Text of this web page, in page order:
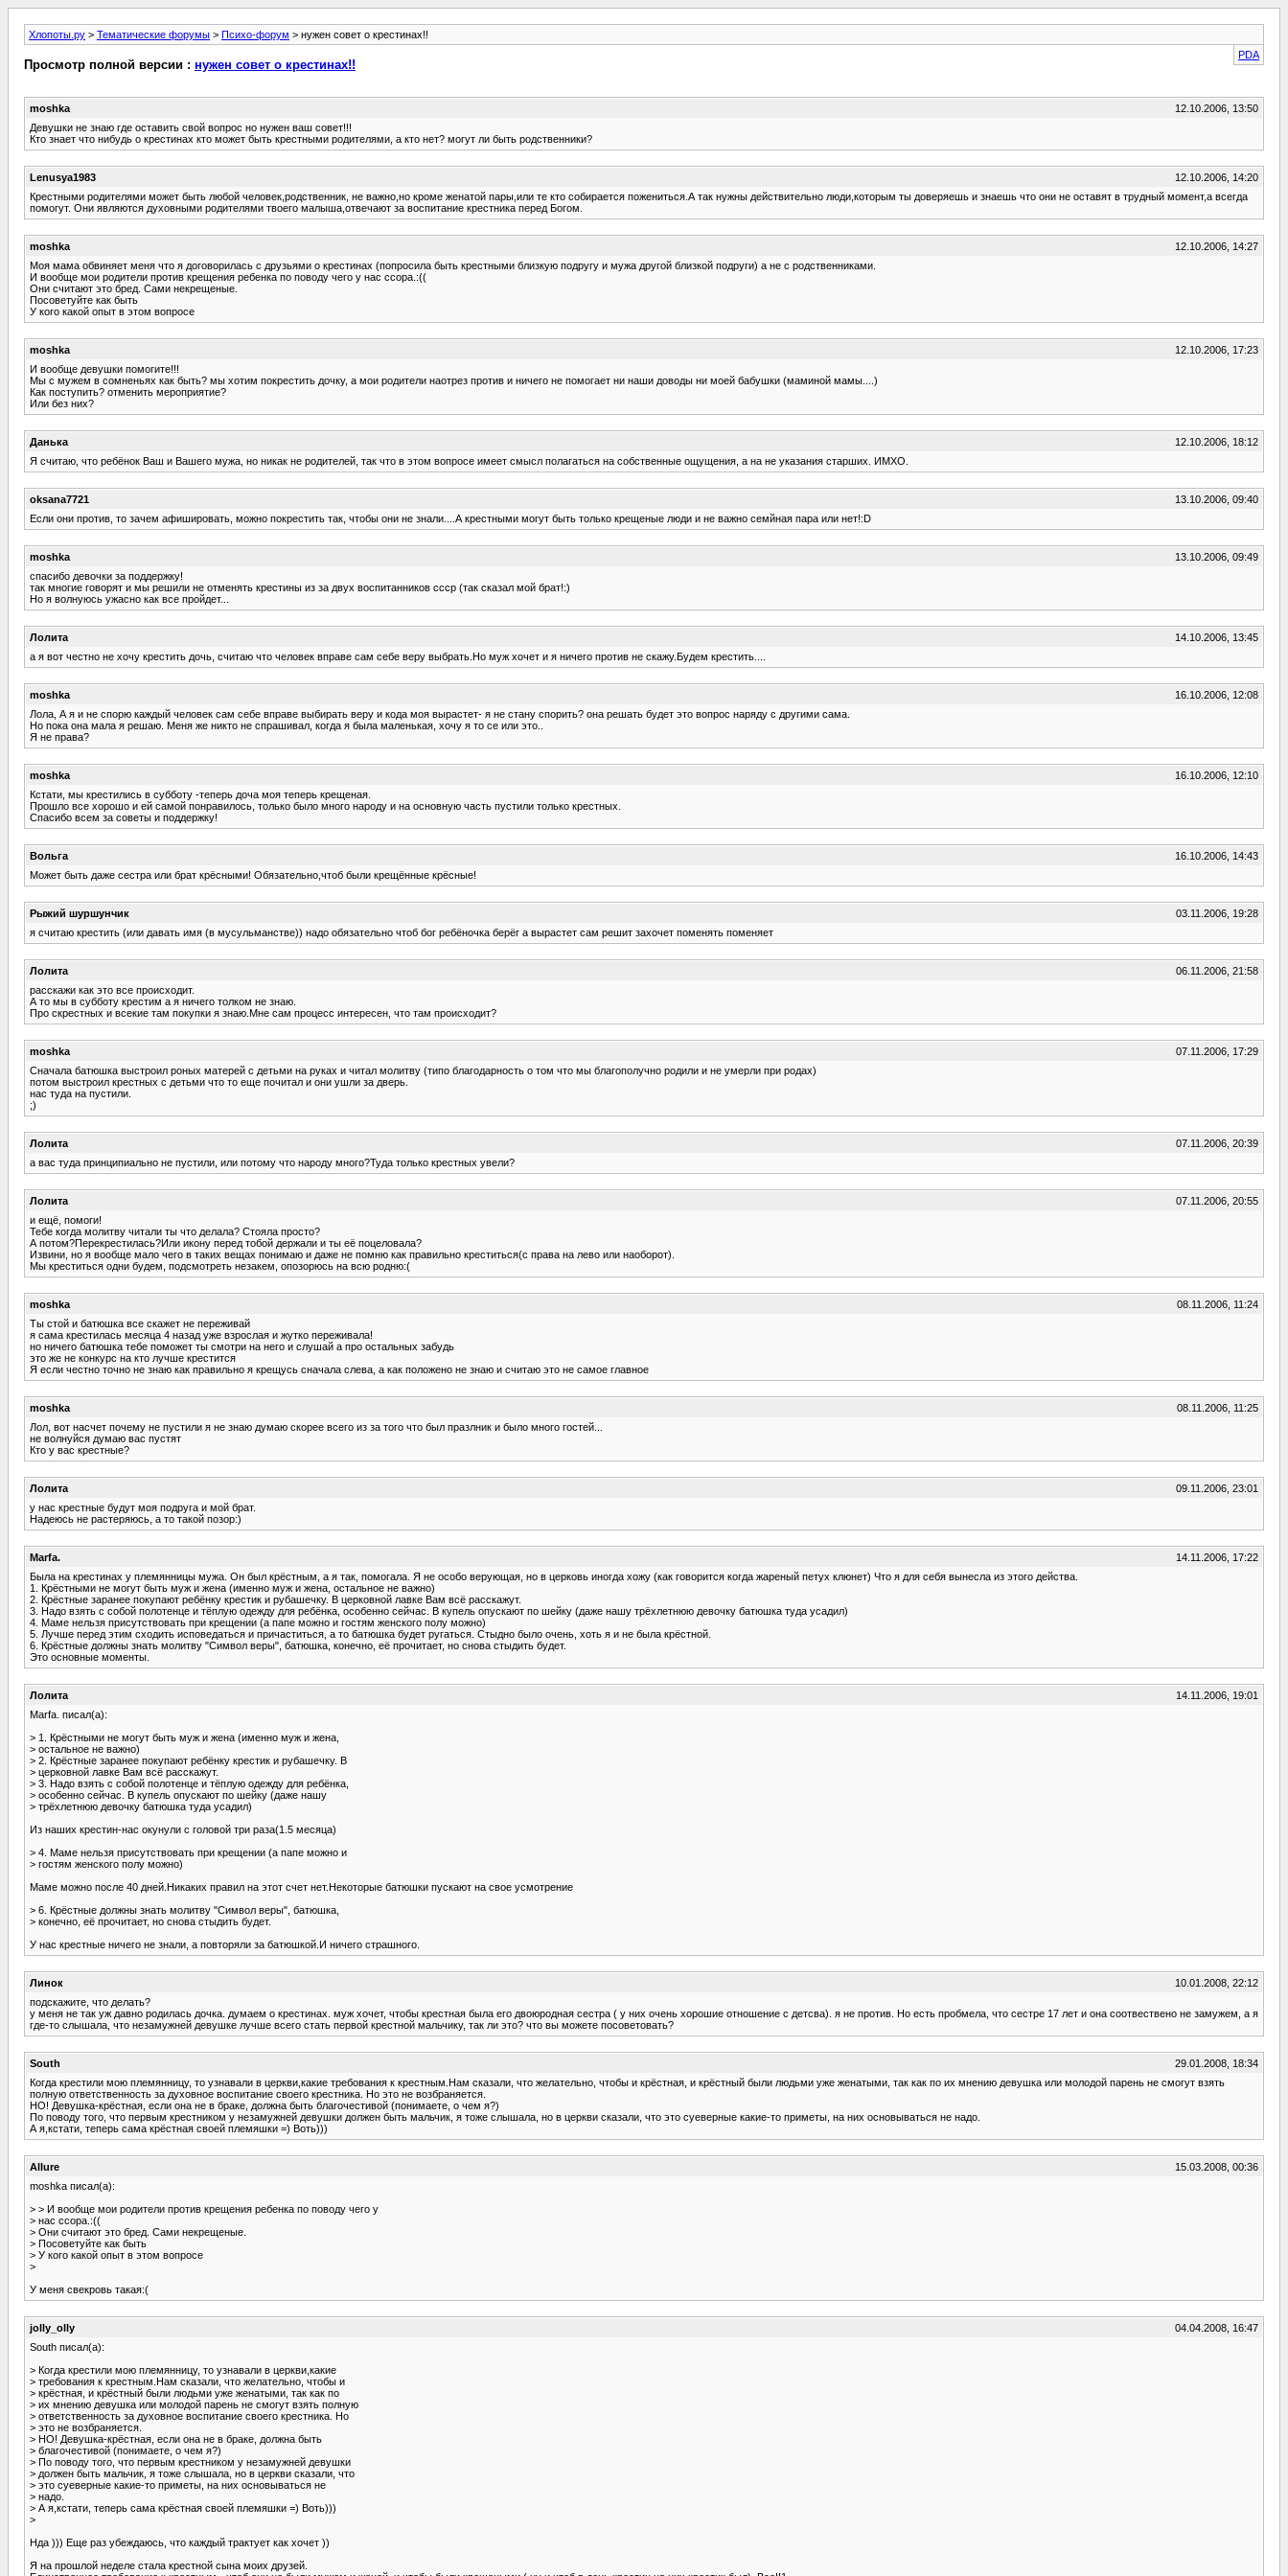
Хлопоты.ру > Тематические форумы > Психо-форум > нужен совет о крестинах!!
PDA
Просмотр полной версии : нужен совет о крестинах!!
moshka
12.10.2006, 13:50
Девушки не знаю где оставить свой вопрос но нужен ваш совет!!!
Кто знает что нибудь о крестинах кто может быть крестными родителями, а кто нет? могут ли быть родственники?
Lenusya1983
12.10.2006, 14:20
Крестными родителями может быть любой человек,родственник, не важно,но кроме женатой пары,или те кто собирается пожениться.А так нужны действительно люди,которым ты доверяешь и знаешь что они не оставят в трудный момент,а всегда
помогут. Они являются духовными родителями твоего малыша,отвечают за воспитание крестника перед Богом.
moshka
12.10.2006, 14:27
Моя мама обвиняет меня что я договорилась с друзьями о крестинах (попросила быть крестными близкую подругу и мужа другой близкой подруги) а не с родственниками.
И вообще мои родители против крещения ребенка по поводу чего у нас ссора.:((
Они считают это бред. Сами некрещеные.
Посоветуйте как быть
У кого какой опыт в этом вопросе
moshka
12.10.2006, 17:23
И вообще девушки помогите!!!
Мы с мужем в сомненьях как быть? мы хотим покрестить дочку, а мои родители наотрез против и ничего не помогает ни наши доводы ни моей бабушки (маминой мамы....)
Как поступить? отменить мероприятие?
Или без них?
Данька
12.10.2006, 18:12
Я считаю, что ребёнок Ваш и Вашего мужа, но никак не родителей, так что в этом вопросе имеет смысл полагаться на собственные ощущения, а на не указания старших. ИМХО.
oksana7721
13.10.2006, 09:40
Если они против, то зачем афишировать, можно покрестить так, чтобы они не знали....А крестными могут быть только крещеные люди и не важно семйная пара или нет!:D
moshka
13.10.2006, 09:49
спасибо девочки за поддержку!
так многие говорят и мы решили не отменять крестины из за двух воспитанников ссср (так сказал мой брат!:)
Но я волнуюсь ужасно как все пройдет...
Лолита
14.10.2006, 13:45
а я вот честно не хочу крестить дочь, считаю что человек вправе сам себе веру выбрать.Но муж хочет и я ничего против не скажу.Будем крестить....
moshka
16.10.2006, 12:08
Лола, А я и не спорю каждый человек сам себе вправе выбирать веру и кода моя вырастет- я не стану спорить? она решать будет это вопрос наряду с другими сама.
Но пока она мала я решаю. Меня же никто не спрашивал, когда я была маленькая, хочу я то се или это..
Я не права?
moshka
16.10.2006, 12:10
Кстати, мы крестились в субботу -теперь доча моя теперь крещеная.
Прошло все хорошо и ей самой понравилось, только было много народу и на основную часть пустили только крестных.
Спасибо всем за советы и поддержку!
Вольга
16.10.2006, 14:43
Может быть даже сестра или брат крёсными! Обязательно,чтоб были крещённые крёсные!
Рыжий шуршунчик
03.11.2006, 19:28
я считаю крестить (или давать имя (в мусульманстве)) надо обязательно чтоб бог ребёночка берёг а вырастет сам решит захочет поменять поменяет
Лолита
06.11.2006, 21:58
расскажи как это все происходит.
А то мы в субботу крестим а я ничего толком не знаю.
Про скрестных и всекие там покупки я знаю.Мне сам процесс интересен, что там происходит?
moshka
07.11.2006, 17:29
Сначала батюшка выстроил роных матерей с детьми на руках и читал молитву (типо благодарность о том что мы благополучно родили и не умерли при родах)
потом выстроил крестных с детьми что то еще почитал и они ушли за дверь.
нас туда на пустили.
;)
Лолита
07.11.2006, 20:39
а вас туда принципиально не пустили, или потому что народу много?Туда только крестных увели?
Лолита
07.11.2006, 20:55
и ещё, помоги!
Тебе когда молитву читали ты что делала? Стояла просто?
А потом?Перекрестилась?Или икону перед тобой держали и ты её поцеловала?
Извини, но я вообще мало чего в таких вещах понимаю и даже не помню как правильно креститься(с права на лево или наоборот).
Мы креститься одни будем, подсмотреть незакем, опозорюсь на всю родню:(
moshka
08.11.2006, 11:24
Ты стой и батюшка все скажет не переживай
я сама крестилась месяца 4 назад уже взрослая и жутко переживала!
но ничего батюшка тебе поможет ты смотри на него и слушай а про остальных забудь
это же не конкурс на кто лучше крестится
Я если честно точно не знаю как правильно я крещусь сначала слева, а как положено не знаю и считаю это не самое главное
moshka
08.11.2006, 11:25
Лол, вот насчет почему не пустили я не знаю думаю скорее всего из за того что был празлник и было много гостей...
не волнуйся думаю вас пустят
Кто у вас крестные?
Лолита
09.11.2006, 23:01
у нас крестные будут моя подруга и мой брат.
Надеюсь не растеряюсь, а то такой позор:)
Marfa.
14.11.2006, 17:22
Была на крестинах у племянницы мужа. Он был крёстным, а я так, помогала. Я не особо верующая, но в церковь иногда хожу (как говорится когда жареный петух клюнет) Что я для себя вынесла из этого действа.
1. Крёстными не могут быть муж и жена (именно муж и жена, остальное не важно)
2. Крёстные заранее покупают ребёнку крестик и рубашечку. В церковной лавке Вам всё расскажут.
3. Надо взять с собой полотенце и тёплую одежду для ребёнка, особенно сейчас. В купель опускают по шейку (даже нашу трёхлетнюю девочку батюшка туда усадил)
4. Маме нельзя присутствовать при крещении (а папе можно и гостям женского полу можно)
5. Лучше перед этим сходить исповедаться и причаститься, а то батюшка будет ругаться. Стыдно было очень, хоть я и не была крёстной.
6. Крёстные должны знать молитву "Символ веры", батюшка, конечно, её прочитает, но снова стыдить будет.
Это основные моменты.
Лолита
14.11.2006, 19:01
Marfa. писал(а):
> 1. Крёстными не могут быть муж и жена (именно муж и жена,
> остальное не важно)
> 2. Крёстные заранее покупают ребёнку крестик и рубашечку. В
> церковной лавке Вам всё расскажут.
> 3. Надо взять с собой полотенце и тёплую одежду для ребёнка,
> особенно сейчас. В купель опускают по шейку (даже нашу
> трёхлетнюю девочку батюшка туда усадил)
Из наших крестин-нас окунули с головой три раза(1.5 месяца)
> 4. Маме нельзя присутствовать при крещении (а папе можно и
> гостям женского полу можно)
Маме можно после 40 дней.Никаких правил на этот счет нет.Некоторые батюшки пускают на свое усмотрение
> 6. Крёстные должны знать молитву "Символ веры", батюшка,
> конечно, её прочитает, но снова стыдить будет.
У нас крестные ничего не знали, а повторяли за батюшкой.И ничего страшного.
Линок
10.01.2008, 22:12
подскажите, что делать?
у меня не так уж давно родилась дочка. думаем о крестинах. муж хочет, чтобы крестная была его двоюродная сестра ( у них очень хорошие отношение с детсва). я не против. Но есть пробмела, что сестре 17 лет и она соотвествено не замужем, а я
где-то слышала, что незамужней девушке лучше всего стать первой крестной мальчику, так ли это? что вы можете посоветовать?
South
29.01.2008, 18:34
Когда крестили мою племянницу, то узнавали в церкви,какие требования к крестным.Нам сказали, что желательно, чтобы и крёстная, и крёстный были людьми уже женатыми, так как по их мнению девушка или молодой парень не смогут взять
полную ответственность за духовное воспитание своего крестника. Но это не возбраняется.
НО! Девушка-крёстная, если она не в браке, должна быть благочестивой (понимаете, о чем я?)
По поводу того, что первым крестником у незамужней девушки должен быть мальчик, я тоже слышала, но в церкви сказали, что это суеверные какие-то приметы, на них основываться не надо.
А я,кстати, теперь сама крёстная своей племяшки =) Воть)))
Allure
15.03.2008, 00:36
moshka писал(а):
> > И вообще мои родители против крещения ребенка по поводу чего у
> нас ссора.:((
> Они считают это бред. Сами некрещеные.
> Посоветуйте как быть
> У кого какой опыт в этом вопросе
>
У меня свекровь такая:(
jolly_olly
04.04.2008, 16:47
South писал(а):
> Когда крестили мою племянницу, то узнавали в церкви,какие
> требования к крестным.Нам сказали, что желательно, чтобы и
> крёстная, и крёстный были людьми уже женатыми, так как по
> их мнению девушка или молодой парень не смогут взять полную
> ответственность за духовное воспитание своего крестника. Но
> это не возбраняется.
> НО! Девушка-крёстная, если она не в браке, должна быть
> благочестивой (понимаете, о чем я?)
> По поводу того, что первым крестником у незамужней девушки
> должен быть мальчик, я тоже слышала, но в церкви сказали, что
> это суеверные какие-то приметы, на них основываться не
> надо.
> А я,кстати, теперь сама крёстная своей племяшки =) Воть)))
>
Нда ))) Еще раз убеждаюсь, что каждый трактует как хочет ))
Я на прошлой неделе стала крестной сына моих друзей.